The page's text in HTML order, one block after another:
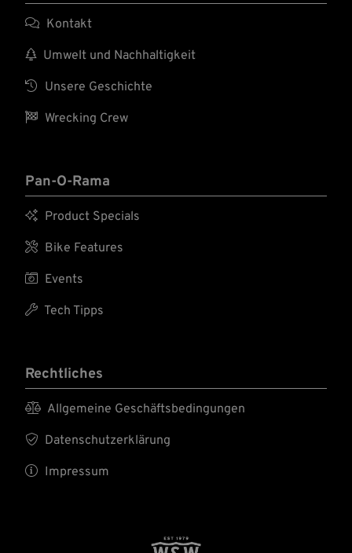
 Kontakt
 Umwelt und Nachhaltigkeit
 Unsere Geschichte
 Wrecking Crew
Pan-O-Rama
 Product Specials
 Bike Features
 Events
 Tech Tipps
Rechtliches
 Allgemeine Geschäftsbedingungen
 Datenschutzerklärung
 Impressum